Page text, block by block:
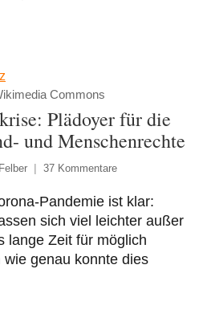
Commons
Plädoyer für die
und Menschenrechte
37 Kommentare
Pandemie ist klar:
sich viel leichter außer
lange Zeit für möglich
genau konnte dies